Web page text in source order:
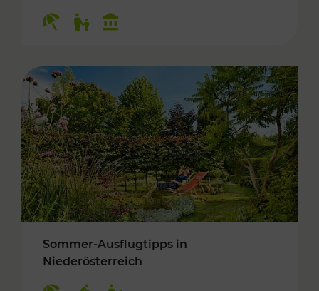
Sommer-Ausflugtipps in
Niederösterreich